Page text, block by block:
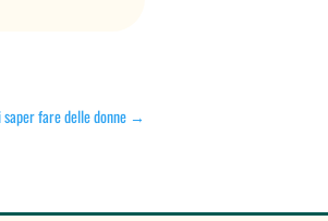
fare delle donne→